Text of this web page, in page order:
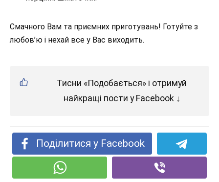
Смачного Вам та приємних приготувань! Готуйте з
любов’ю і нехай все у Вас виходить.
Тисни «Подобається» і отримуй
найкращі пости у Facebook ↓
Поділитися у Facebook